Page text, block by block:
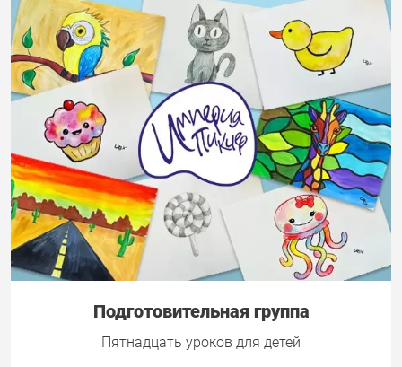
Подготовительная группа
Пятнадцать уроков для детей